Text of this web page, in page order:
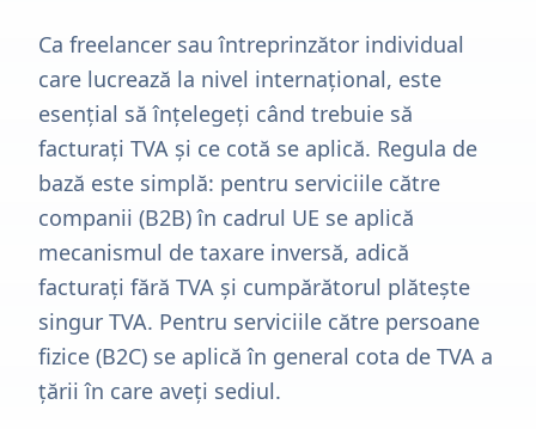
Ca freelancer sau întreprinzător individual
care lucrează la nivel internațional, este
esențial să înțelegeți când trebuie să
facturați TVA și ce cotă se aplică. Regula de
bază este simplă: pentru serviciile către
companii (B2B) în cadrul UE se aplică
mecanismul de taxare inversă, adică
facturați fără TVA și cumpărătorul plătește
singur TVA. Pentru serviciile către persoane
fizice (B2C) se aplică în general cota de TVA a
țării în care aveți sediul.